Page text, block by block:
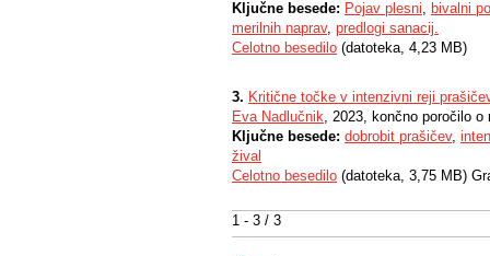
1 - 3 / 3
Ključne besede: Pojav plesni, bivalni
merilnih naprav, predlogi sanacij.
Celotno besedilo (datoteka, 4,23 MB)
3. Kritične točke v intenzivni reji
Eva Nadlučnik, 2023, končno poročilo
Ključne besede: dobrobit prašičev,
žival
Celotno besedilo (datoteka, 3,75 MB)